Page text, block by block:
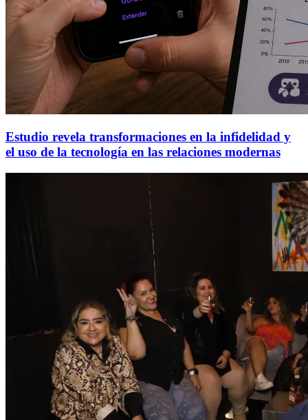
Estudio revela transformaciones en la infidelidad y
el uso de la tecnología en las relaciones modernas